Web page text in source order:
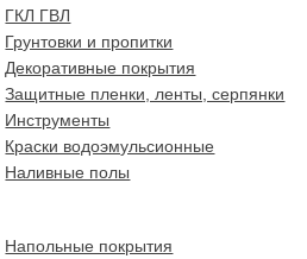
ГКЛ ГВЛ
Грунтовки и пропитки
Декоративные покрытия
Защитные пленки, ленты, серпянки
Инструменты
Краски водоэмульсионные
Наливные полы
Напольные покрытия